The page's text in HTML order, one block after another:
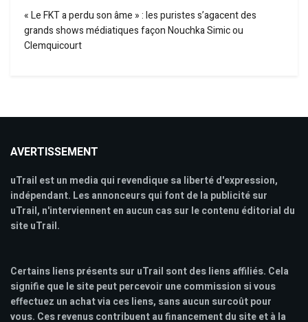
« Le FKT a perdu son âme » : les puristes s’agacent des
grands shows médiatiques façon Nouchka Simic ou
Clemquicourt
AVERTISSEMENT
uTrail est un media qui revendique sa liberté d'expression,
indépendant. Les annonceurs qui font de la publicité sur
uTrail, n'interviennent en aucun cas sur le contenu éditorial du
site uTrail.
Certains liens présents sur uTrail sont des liens affiliés. Cela
signifie que le site peut percevoir une commission si vous
effectuez un achat via ces liens, sans aucun surcoût pour
vous. Ces revenus contribuent au financement du site et à la